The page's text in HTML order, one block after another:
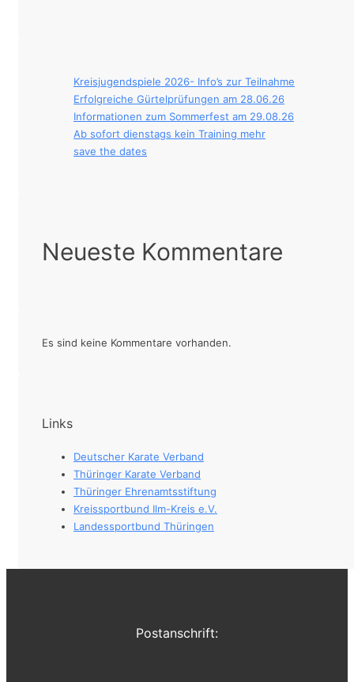
Kreisjugendspiele 2026- Info’s zur Teilnahme
Erfolgreiche Gürtelprüfungen am 28.06.26
Informationen zum Sommerfest am 29.08.26
Ab sofort dienstags kein Training mehr
save the dates
Neueste Kommentare
Es sind keine Kommentare vorhanden.
Links
Deutscher Karate Verband
Thüringer Karate Verband
Thüringer Ehrenamtsstiftung
Kreissportbund Ilm-Kreis e.V.
Landessportbund Thüringen
Postanschrift: